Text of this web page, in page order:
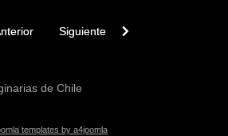
article: Darse. Prestarse. Rendirse
Next article: De aquía poco
Siguiente
de Chile
templates by a4joomla